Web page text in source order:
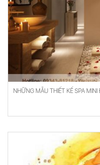
NHỮNG MẪU THIẾT KẾ SPA